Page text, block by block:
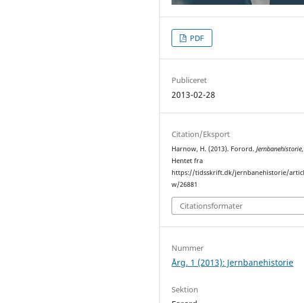
PDF
Publiceret
2013-02-28
Citation/Eksport
Harnow, H. (2013). Forord.Jernbanehistorie,
Hentet fra
https://tidsskrift.dk/jernbanehistorie/
w/26881
Citationsformater
Nummer
Årg. 1 (2013): Jernbanehistorie
Sektion